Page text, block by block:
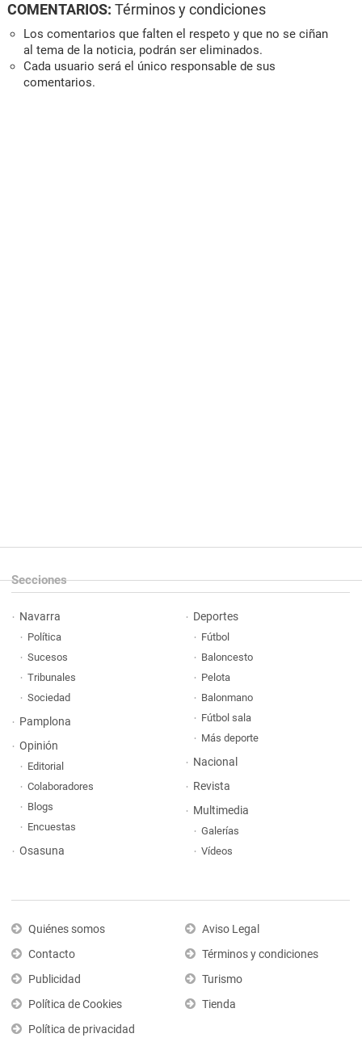
COMENTARIOS: Términos y condiciones
Los comentarios que falten el respeto y que no se ciñan
al tema de la noticia, podrán ser eliminados.
Cada usuario será el único responsable de sus
comentarios.
Secciones
Navarra
Política
Sucesos
Tribunales
Sociedad
Pamplona
Opinión
Editorial
Colaboradores
Blogs
Encuestas
Osasuna
Deportes
Fútbol
Baloncesto
Pelota
Balonmano
Fútbol sala
Más deporte
Nacional
Revista
Multimedia
Galerías
Vídeos
Quiénes somos
Contacto
Publicidad
Política de Cookies
Política de privacidad
Aviso Legal
Términos y condiciones
Turismo
Tienda